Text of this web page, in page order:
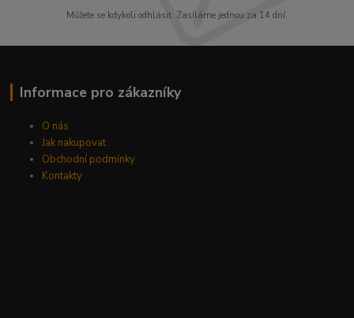
Můžete se kdykoli odhlásit. Zasíláme jednou za 14 dní.
Informace pro zákazníky
O nás
Jak nakupovat
Obchodní podmínky
Kontakty